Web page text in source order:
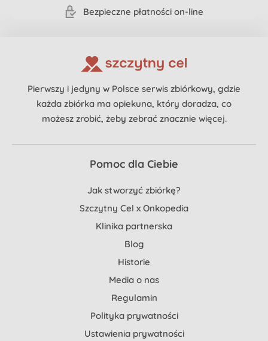
Bezpieczne płatności on-line
Pierwszy i jedyny w Polsce serwis zbiórkowy, gdzie
każda zbiórka ma opiekuna, który doradza, co
możesz zrobić, żeby zebrać znacznie więcej.
Pomoc dla Ciebie
Jak stworzyć zbiórkę?
Szczytny Cel x Onkopedia
Klinika partnerska
Blog
Historie
Media o nas
Regulamin
Polityka prywatności
Ustawienia prywatności